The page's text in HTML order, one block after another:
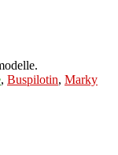
, Buspilotin, Marky